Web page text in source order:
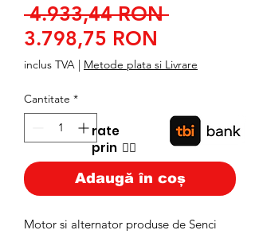
4.933,44 RON Preț
3.798,75 RON
redus
inclus TVA | Metode plata si Livrare
Cantitate *
Adaugă în coș
Motor si alternator produse de Senci
rate
prin 👉🏿